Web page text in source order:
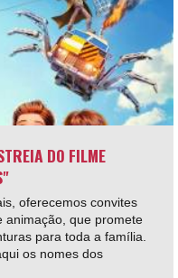
DO FILME
oferecemos convites
animação, que promete
para toda a família.
os nomes dos